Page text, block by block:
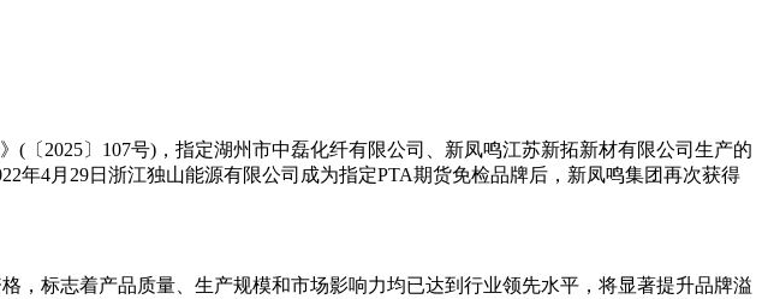
〔2025〕107号)，指定湖州市中磊化纤有限公司、新凤鸣江苏新拓新材有限公司生产的
年4月29日浙江独山能源有限公司成为指定PTA期货免检品牌后，新凤鸣集团再次获得
标志着产品质量、生产规模和市场影响力均已达到行业领先水平，将显著提升品牌溢